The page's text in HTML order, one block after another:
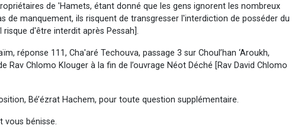
de 'Hamets, étant donné que les gens ignorent les nombreux
de manquement, ils risquent de transgresser l'interdiction de posséder du
d'être interdit après Pessah].
réponse 111, Cha'aré Techouva, passage 3 sur Choul’han ‘Aroukh,
Rav Chlomo Klouger à la fin de l’ouvrage Néot Déché [Rav David Chlomo
Bé’ézrat Hachem, pour toute question supplémentaire.
vous bénisse.